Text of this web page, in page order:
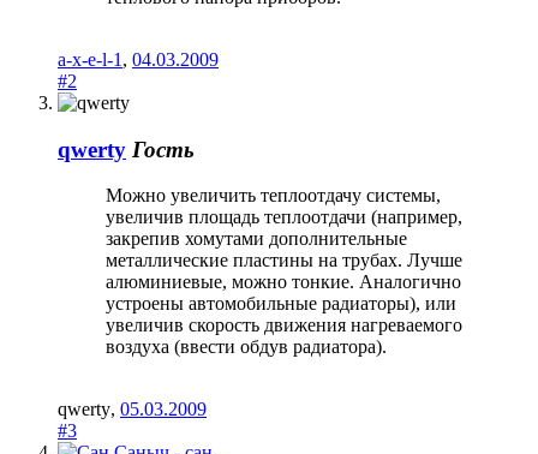
a-x-e-l-1 , 04.03.2009
#2
qwerty Гость
Можно увеличить теплоотдачу системы,
увеличив площадь теплоотдачи (например,
закрепив хомутами дополнительные
металлические пластины на трубах. Лучше
алюминиевые, можно тонкие. Аналогично
устроены автомобильные радиаторы), или
увеличив скорость движения нагреваемого
воздуха (ввести обдув радиатора).
qwerty, 05.03.2009
#3